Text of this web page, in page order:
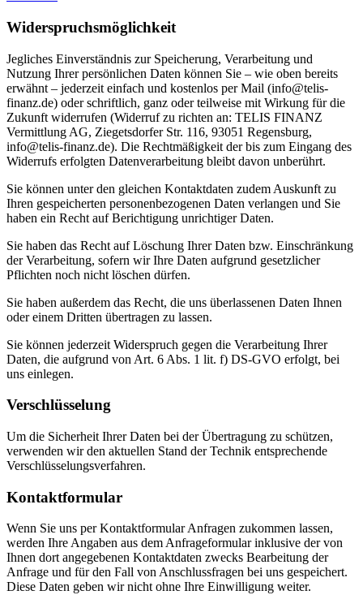
Widerspruchsmöglichkeit
Jegliches Einverständnis zur Speicherung, Verarbeitung und
Nutzung Ihrer persönlichen Daten können Sie – wie oben bereits
erwähnt – jederzeit einfach und kostenlos per Mail (info@telis-
finanz.de) oder schriftlich, ganz oder teilweise mit Wirkung für die
Zukunft widerrufen (Widerruf zu richten an: TELIS FINANZ
Vermittlung AG, Ziegetsdorfer Str. 116, 93051 Regensburg,
info@telis-finanz.de). Die Rechtmäßigkeit der bis zum Eingang des
Widerrufs erfolgten Datenverarbeitung bleibt davon unberührt.
Sie können unter den gleichen Kontaktdaten zudem Auskunft zu
Ihren gespeicherten personenbezogenen Daten verlangen und Sie
haben ein Recht auf Berichtigung unrichtiger Daten.
Sie haben das Recht auf Löschung Ihrer Daten bzw. Einschränkung
der Verarbeitung, sofern wir Ihre Daten aufgrund gesetzlicher
Pflichten noch nicht löschen dürfen.
Sie haben außerdem das Recht, die uns überlassenen Daten Ihnen
oder einem Dritten übertragen zu lassen.
Sie können jederzeit Widerspruch gegen die Verarbeitung Ihrer
Daten, die aufgrund von Art. 6 Abs. 1 lit. f) DS-GVO erfolgt, bei
uns einlegen.
Verschlüsselung
Um die Sicherheit Ihrer Daten bei der Übertragung zu schützen,
verwenden wir den aktuellen Stand der Technik entsprechende
Verschlüsselungsverfahren.
Kontaktformular
Wenn Sie uns per Kontaktformular Anfragen zukommen lassen,
werden Ihre Angaben aus dem Anfrageformular inklusive der von
Ihnen dort angegebenen Kontaktdaten zwecks Bearbeitung der
Anfrage und für den Fall von Anschlussfragen bei uns gespeichert.
Diese Daten geben wir nicht ohne Ihre Einwilligung weiter.